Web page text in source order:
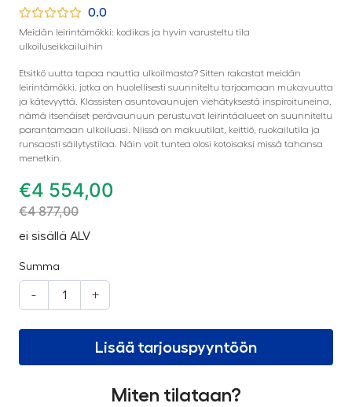
0.0
Meidän leirintämökki: kodikas ja hyvin varusteltu tila
ulkoiluseikkailuihin
Etsitkö uutta tapaa nauttia ulkoilmasta? Sitten rakastat meidän
leirintämökki, jotka on huolellisesti suunniteltu tarjoamaan mukavuutta
ja kätevyyttä. Klassisten asuntovaunujen viehätyksestä inspiroituneina,
nämä itsenäiset perävaunuun perustuvat leirintäalueet on suunniteltu
parantamaan ulkoiluasi. Niissä on makuutilat, keittiö, ruokailutila ja
runsaasti säilytystilaa. Näin voit tuntea olosi kotoisaksi missä tahansa
menetkin.
€4 554,00
€4 877,00
ei sisällä ALV
Summa
- +
Lisää tarjouspyyntöön
Miten tilataan?